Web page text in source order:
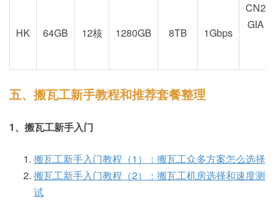
CN2
GIA
HK 64GB 12核 1280GB 8TB 1Gbps
五、搬瓦工新手教程和推荐套餐整理
1、搬瓦工新手入门
搬瓦工新手入门教程（1）：搬瓦工众多方案怎么选择
搬瓦工新手入门教程（2）：搬瓦工机房选择和速度测
试